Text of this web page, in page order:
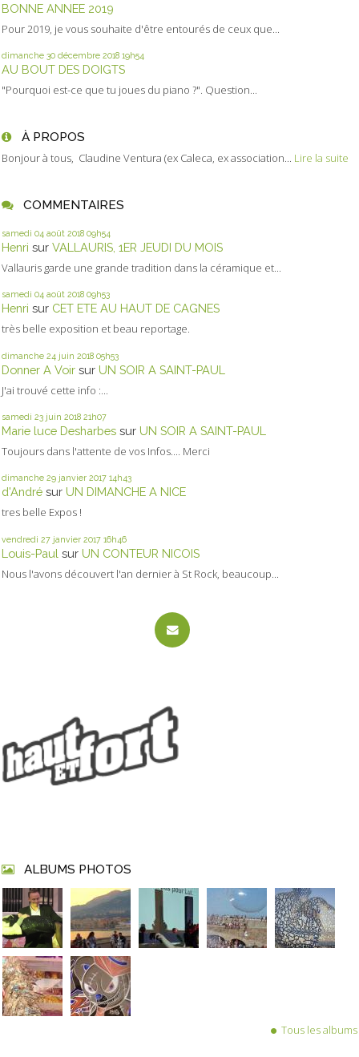
BONNE ANNEE 2019
Pour 2019, je vous souhaite d'être entourés de ceux que...
dimanche 30 décembre 2018 19h54
AU BOUT DES DOIGTS
"Pourquoi est-ce que tu joues du piano ?". Question...
À PROPOS
Bonjour à tous, Claudine Ventura (ex Caleca, ex association... Lire la suite
COMMENTAIRES
samedi 04 août 2018 09h54
Henri sur VALLAURIS, 1ER JEUDI DU MOIS
Vallauris garde une grande tradition dans la céramique et...
samedi 04 août 2018 09h53
Henri sur CET ETE AU HAUT DE CAGNES
très belle exposition et beau reportage.
dimanche 24 juin 2018 05h53
Donner A Voir sur UN SOIR A SAINT-PAUL
J'ai trouvé cette info :...
samedi 23 juin 2018 21h07
Marie luce Desharbes sur UN SOIR A SAINT-PAUL
Toujours dans l'attente de vos Infos.... Merci
dimanche 29 janvier 2017 14h43
d'André sur UN DIMANCHE A NICE
tres belle Expos !
vendredi 27 janvier 2017 16h46
Louis-Paul sur UN CONTEUR NICOIS
Nous l'avons découvert l'an dernier à St Rock, beaucoup...
ALBUMS PHOTOS
Tous les albums